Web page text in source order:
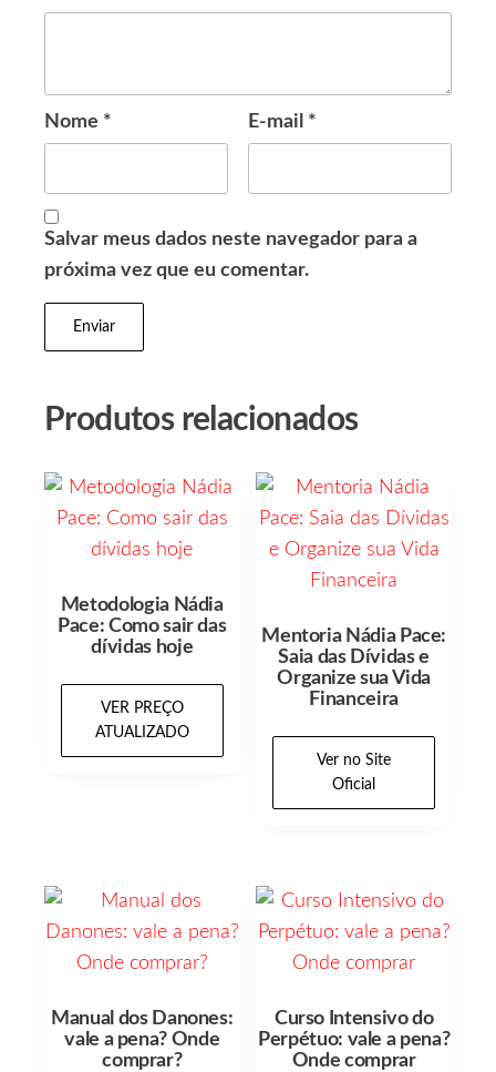
Nome * E-mail *
Salvar meus dados neste navegador para a
próxima vez que eu comentar.
Produtos relacionados
Metodologia Nádia
Pace: Como sair das
dívidas hoje
VER PREÇO
ATUALIZADO
Mentoria Nádia Pace:
Saia das Dívidas e
Organize sua Vida
Financeira
Ver no Site
Oficial
Manual dos Danones:
vale a pena? Onde
comprar?
Curso Intensivo do
Perpétuo: vale a pena?
Onde comprar